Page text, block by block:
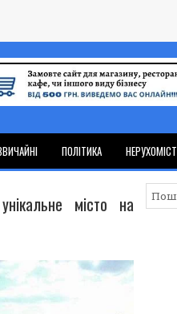
ПОЛІТИКА
місто на